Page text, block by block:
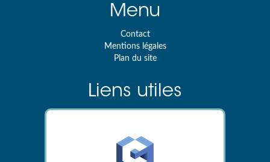
Menu
Contact
Mentions légales
Plan du site
Liens utiles